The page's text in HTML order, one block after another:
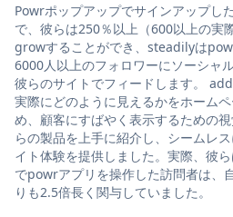
Powrポップアップでサインアップ
で、彼らは250％以上（600以上の実
growすることができ、steadilyは
6000人以上のフォロワーにソーシャ
彼らのサイトでフィードします。
実際にどのように見えるかをホーム
め、顧客にすばやく表示するための
らの製品を上手に紹介し、シームレ
イト体験を提供しました。実際、彼
でpowrアプリを操作した訪問者は、
りも2.5倍長く関与していました。